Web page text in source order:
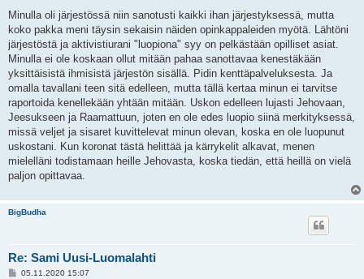
Minulla oli järjestössä niin sanotusti kaikki ihan järjestyksessä, mutta
koko pakka meni täysin sekaisin näiden opinkappaleiden myötä. Lähtöni
järjestöstä ja aktivistiurani "luopiona" syy on pelkästään opilliset asiat.
Minulla ei ole koskaan ollut mitään pahaa sanottavaa kenestäkään
yksittäisistä ihmisistä järjestön sisällä. Pidin kenttäpalveluksesta. Ja
omalla tavallani teen sitä edelleen, mutta tällä kertaa minun ei tarvitse
raportoida kenellekään yhtään mitään. Uskon edelleen lujasti Jehovaan,
Jeesukseen ja Raamattuun, joten en ole edes luopio siinä merkityksessä,
missä veljet ja sisaret kuvittelevat minun olevan, koska en ole luopunut
uskostani. Kun koronat tästä helittää ja kärrykelit alkavat, menen
mielelläni todistamaan heille Jehovasta, koska tiedän, että heillä on vielä
paljon opittavaa.
BigBudha
Re: Sami Uusi-Luomalahti
V05.11.2020 15:07